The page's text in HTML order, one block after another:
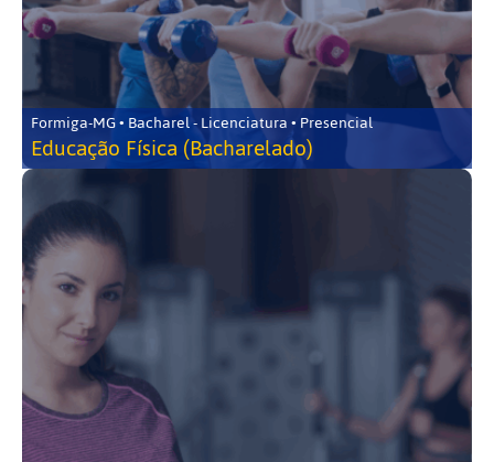
Formiga-MG • Bacharel - Licenciatura • Presencial
Educação Física (Bacharelado)